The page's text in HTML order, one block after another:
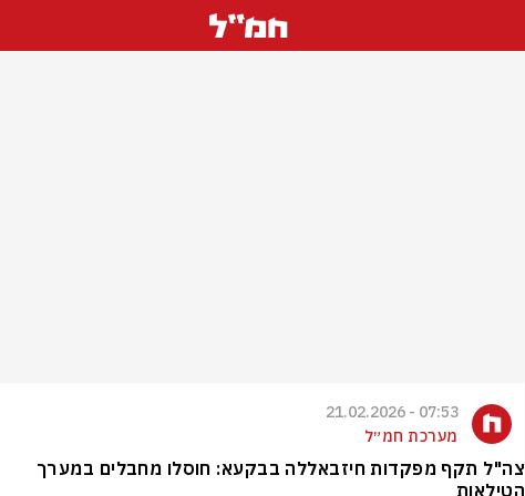
07:53 - 21.02.2026
מערכת חמ״ל
צה"ל תקף מפקדות חיזבאללה בבקעא: חוסלו מחבלים במערך
הטילאות